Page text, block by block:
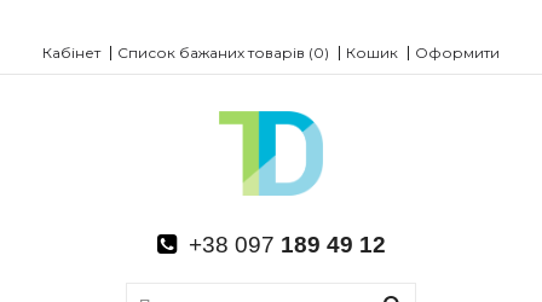
Кабінет Список бажаних товарів (0) Кошик Оформити
+38 097 189 49 12